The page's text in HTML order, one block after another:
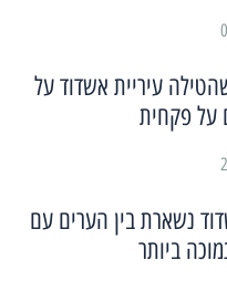
עיריית אשדוד על
על פקחית
נשארת בין הערים עם
ביותר